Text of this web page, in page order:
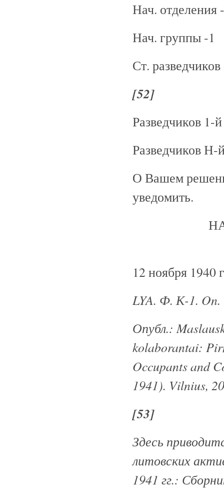
Нач. отделения
Нач. группы -1
Ст.
[52]
Разведчиков 1-
Разведчиков Н-
О Вашем
уведомить.
12 ноября
LYA. Ф. К-1.
Опубл.:
kolaborantai:
Occupants and
1941). Vilnius,
[53]
Здесь
литовских
1941 гг.: